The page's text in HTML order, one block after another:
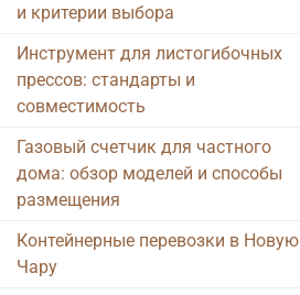
и критерии выбора
Инструмент для листогибочных
прессов: стандарты и
совместимость
Газовый счетчик для частного
дома: обзор моделей и способы
размещения
Контейнерные перевозки в Новую
Чару